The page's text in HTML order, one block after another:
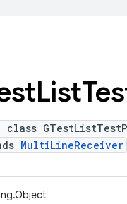
List
MultiLineReceiver